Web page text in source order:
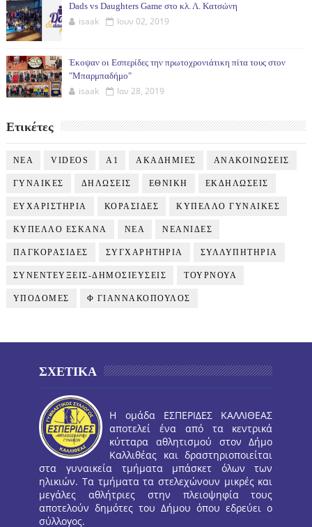
Dads vs Daughters Game στο κλ. Λ. Κατσώνη
isaak Ιουν 02, 2019
Έκοψαν οι Εσπερίδες την πρωτοχρονιάτικη πίτα τους στον
"Μπαρμπαδήμο"
isaak Ιαν 28, 2019
Ετικέτες
NEA VIDEOS Α1 ΑΚΑΔΗΜΙΕΣ ΑΝΑΚΟΙΝΩΣΕΙΣ
ΓΥΝΑΙΚΕΣ ΔΗΛΩΣΕΙΣ ΕΘΝΙΚΗ ΕΚΔΗΛΩΣΕΙΣ
ΕΥΧΑΡΙΣΤΗΡΙΑ ΚΟΡΑΣΙΔΕΣ ΚΥΠΕΛΛΟ ΓΥΝΑΙΚΕΣ
ΚΥΠΕΛΛΟ ΕΣΚΑΝΑ ΝΕΑ ΝΕΑΝΙΔΕΣ
ΠΑΓΚΟΡΑΣΙΔΕΣ ΣΥΓΧΑΡΗΤΗΡΙΑ ΣΥΛΛΥΠΗΤΗΡΙΑ
ΣΥΝΕΝΤΕΥΞΕΙΣ-ΔΗΜΟΣΙΕΥΣΕΙΣ ΤΟΥΡΝΟΥΑ
ΥΠΟΔΟΜΕΣ Φ ΓΙΑΝΝΑΚΟΠΟΥΛΟΣ
ΣΧΕΤΙΚΑ
Η ομάδα ΕΣΠΕΡΙΔΕΣ ΚΑΛΛΙΘΕΑΣ
αποτελεί ένα από τα κεντρικά
κύτταρα αθλητισμού στον Δήμο
Καλλιθέας και δραστηριοποιείται
στα γυναικεία τμήματα μπάσκετ όλων των
ηλικιών. Τα τμήματα τα στελεχώνουν μικρές και
μεγάλες αθλήτριες στην πλειοψηφία τους
αποτελούν δημότες του Δήμου όπου εδρεύει ο
σύλλογος.